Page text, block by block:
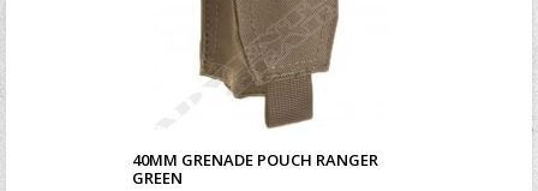
40MM GRENADE POUCH RANGER
GREEN